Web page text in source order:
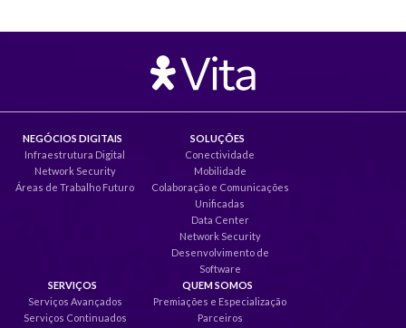
NEGÓCIOS DIGITAIS
Infraestrutura Digital
Network Security
Áreas de Trabalho Futuro
SOLUÇÕES
Conectividade
Mobilidade
Colaboração e Comunicações
Unificadas
Data Center
Network Security
Desenvolvimento de
Software
SERVIÇOS
Serviços Avançados
Serviços Continuados
QUEM SOMOS
Premiações e Especialização
Parceiros